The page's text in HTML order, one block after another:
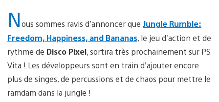
Nous sommes ravis d’annoncer que Jungle Rumble:
Freedom, Happiness, and Bananas, le jeu d’action et de
rythme de Disco Pixel, sortira très prochainement sur PS
Vita ! Les développeurs sont en train d’ajouter encore
plus de singes, de percussions et de chaos pour mettre le
ramdam dans la jungle !